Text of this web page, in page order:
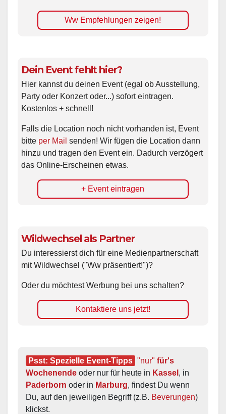
Ww Empfehlungen zeigen!
Dein Event fehlt hier?
Hier kannst du deinen Event (egal ob Ausstellung,
Party oder Konzert oder...) sofort eintragen.
Kostenlos + schnell!
Falls die Location noch nicht vorhanden ist, Event
bitte per Mail senden! Wir fügen die Location dann
hinzu und tragen den Event ein. Dadurch verzögert
das Online-Erscheinen etwas.
+ Event eintragen
Wildwechsel als Partner
Du interessierst dich für eine Medienpartnerschaft
mit Wildwechsel ("Ww präsentiert!")?
Oder du möchtest Werbung bei uns schalten?
Kontaktiere uns jetzt!
Psst: Spezielle Event-Tipps "nur" für's
Wochenende oder nur für heute in Kassel
Paderborn oder in Marburg, findest Du wenn
Du, auf den jeweiligen Begriff (z.B. Beverungen)
klickst.